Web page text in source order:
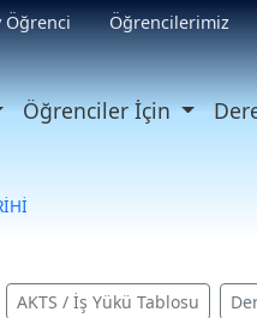
Öğrenci Öğrencilerimiz
Öğrenciler İçin
AKTS / İş Yükü Tablosu